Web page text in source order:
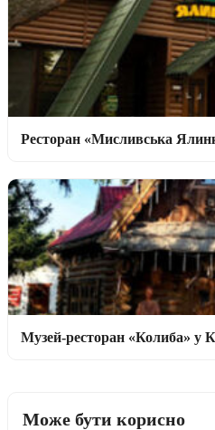
Ресторан «Мисливська
Музей-ресторан «Колиба» у
Може бути корисно